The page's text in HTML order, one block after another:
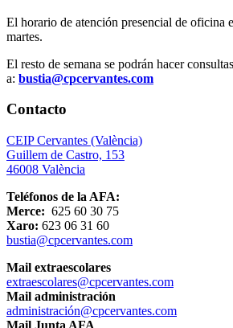
El horario de atención presencial de oficina
martes.
El resto de semana se podrán hacer
a: bustia@cpcervantes.com
Contacto
CEIP Cervantes (València)
Guillem de Castro, 153
46008 València
Teléfonos de la AFA:
Merce: 625 60 30 75
Xaro: 623 06 31 60
bustia@cpcervantes.com
Mail extraescolares
extraescolares@cpcervantes.com
Mail administración
administración@cpcervantes.com
Mail Junta AFA